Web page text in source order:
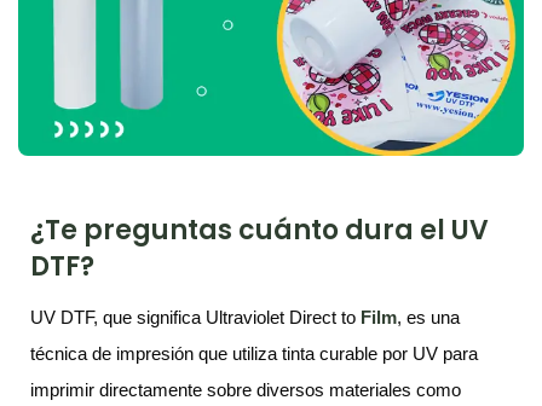
¿Te preguntas cuánto dura el UV
DTF?
UV DTF, que significa Ultraviolet Direct to Film, es una
técnica de impresión que utiliza tinta curable por UV para
imprimir directamente sobre diversos materiales como